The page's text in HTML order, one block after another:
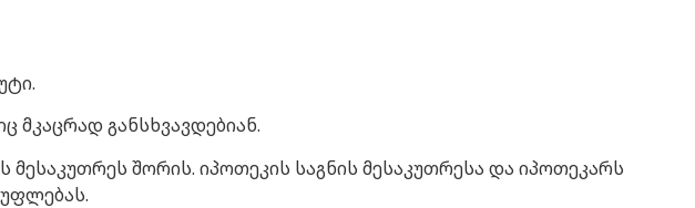
განსხვავდებიან.
მესაკუთრეს შორის. იპოთეკის საგნის მესაკუთრესა და იპოთეკარს